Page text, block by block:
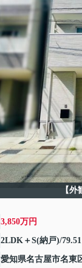
【外
3,850万円
2LDK＋S(納戸)/
愛知県名古屋市名東